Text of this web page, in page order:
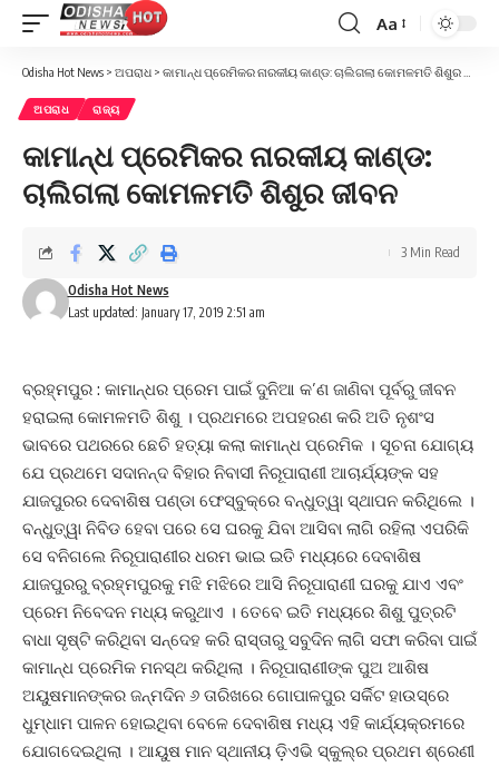
Font
Resizer
Aa
Odisha Hot News > ଅପରାଧ > କାମାନ୍ଧ ପ୍ରେମିକର ନାରକୀୟ କାଣ୍ଡ: ଚାଲିଗଲା କୋମଳମତି ଶିଶୁର ଜୀବନ
ଅପରାଧ ରାଜ୍ୟ
କାମାନ୍ଧ ପ୍ରେମିକର ନାରକୀୟ କାଣ୍ଡ:
ଚାଲିଗଲା କୋମଳମତି ଶିଶୁର ଜୀବନ
Last updated: January 17, 2019 2:51 am
Odisha Hot News
3 Min Read
ବ୍ରହ୍ମପୁର : କାମାନ୍ଧର ପ୍ରେମ ପାଇଁ ଦୁନିଆ କ’ଣ ଜାଣିବା ପୂର୍ବରୁ ଜୀବନ
ହରାଇଲା କୋମଳମତି ଶିଶୁ । ପ୍ରଥମରେ ଅପହରଣ କରି ଅତି ନୃଶଂସ
ଭାବରେ ପଥରରେ ଛେଚି ହତ୍ୟା କଲା କାମାନ୍ଧ ପ୍ରେମିକ । ସୂଚନା ଯୋଗ୍ୟ
ଯେ ପ୍ରଥମେ ସଦାନନ୍ଦ ବିହାର ନିବାସୀ ନିରୂପାରାଣୀ ଆଚାର୍ଯ୍ୟଙ୍କ ସହ
ଯାଜପୁରର ଦେବାଶିଷ ପଣ୍ଡା ଫେସ୍ବୁକ୍ରେ ବନ୍ଧୁତ୍ୱା ସ୍ଥାପନ କରିଥିଲେ ।
ବନ୍ଧୁତ୍ୱା ନିବିଡ ହେବା ପରେ ସେ ଘରକୁ ଯିବା ଆସିବା ଲାଗି ରହିଲା ଏପରିକି
ସେ ବନିଗଲେ ନିରୂପାରାଣୀର ଧରମ ଭାଇ ଇତି ମଧ୍ୟରେ ଦେବାଶିଷ
ଯାଜପୁରରୁ ବ୍ରହ୍ମପୁରକୁ ମଝି ମଝିରେ ଆସି ନିରୂପାରାଣୀ ଘରକୁ ଯାଏ ଏବଂ
ପ୍ରେମ ନିବେଦନ ମଧ୍ୟ କରୁଥାଏ । ତେବେ ଇତି ମଧ୍ୟରେ ଶିଶୁ ପୁତ୍ରଟି
ବାଧା ସୃଷ୍ଟି କରିଥିବା ସନ୍ଦେହ କରି ରାସ୍ତାରୁ ସବୁଦିନ ଲାଗି ସଫା କରିବା ପାଇଁ
କାମାନ୍ଧ ପ୍ରେମିକ ମନସ୍ଥ କରିଥିଲା । ନିରୂପାରାଣୀଙ୍କ ପୁଅ ଆଶିଷ
ଅୟୁଷମାନଙ୍କର ଜନ୍ମଦିନ ୬ ତାରିଖରେ ଗୋପାଳପୁର ସର୍କିଟ ହାଉସ୍ରେ
ଧୁମ୍ଧାମ ପାଳନ ହୋଇଥିବା ବେଳେ ଦେବାଶିଷ ମଧ୍ୟ ଏହି କାର୍ଯ୍ୟକ୍ରମରେ
ଯୋଗଦେଇଥିଲା । ଆୟୁଷ ମାନ ସ୍ଥାନୀୟ ଡ଼ିଏଭି ସ୍କୁଲ୍ର ପ୍ରଥମ ଶ୍ରେଣୀ